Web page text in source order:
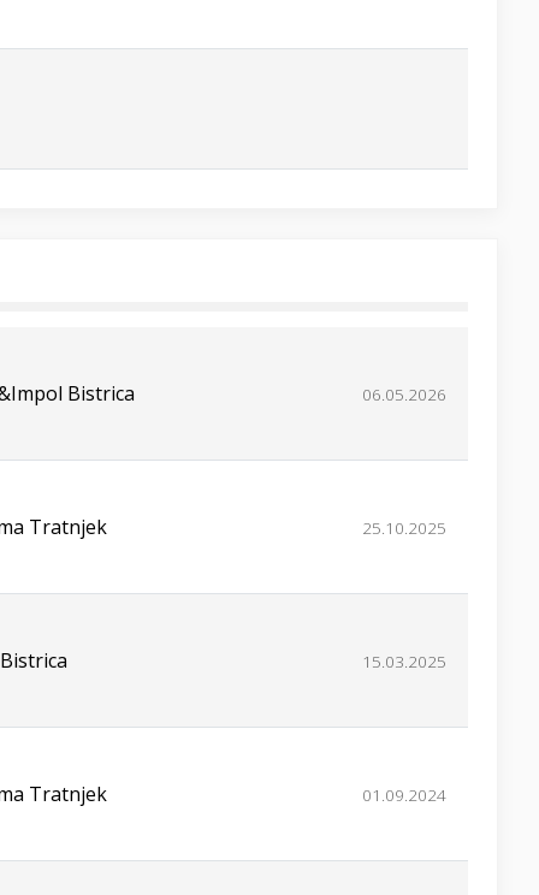
Bistrica 06.05.2026
Tratnjek 25.10.2025
15.03.2025
Tratnjek 01.09.2024